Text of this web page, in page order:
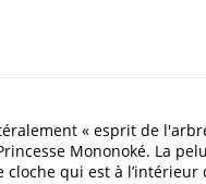
« esprit de
Mononoké. La
qui est à l’intérieur